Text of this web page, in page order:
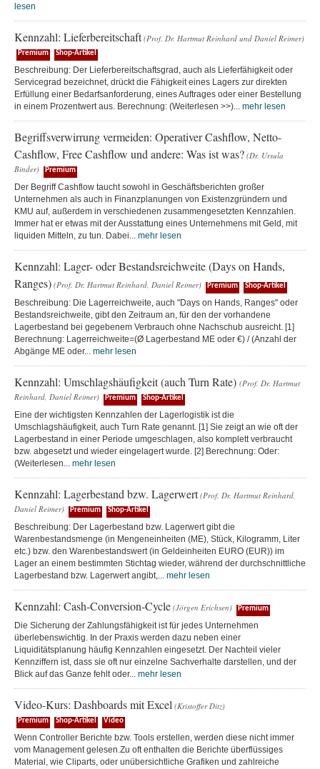
lesen
Kennzahl: Lieferbereitschaft (Prof. Dr. Hartmut Reinhard und Daniel Reimer)
Premium Shop-Artikel
Beschreibung: Der Lieferbereitschaftsgrad, auch als Lieferfähigkeit oder
Servicegrad bezeichnet, drückt die Fähigkeit eines Lagers zur direkten
Erfüllung einer Bedarfsanforderung, eines Auftrages oder einer Bestellung
in einem Prozentwert aus. Berechnung: (Weiterlesen >>)... mehr lesen
Begriffsverwirrung vermeiden: Operativer Cashflow, Netto-
Cashflow, Free Cashflow und andere: Was ist was? (Dr. Ursula
Binder)
Premium
Der Begriff Cashflow taucht sowohl in Geschäftsberichten großer
Unternehmen als auch in Finanzplanungen von Existenzgründern und
KMU auf, außerdem in verschiedenen zusammengesetzten Kennzahlen.
Immer hat er etwas mit der Ausstattung eines Unternehmens mit Geld, mit
liquiden Mitteln, zu tun. Dabei... mehr lesen
Kennzahl: Lager- oder Bestandsreichweite (Days on Hands,
Ranges) (Prof. Dr. Hartmut Reinhard, Daniel Reimer) Premium Shop-Artikel
Beschreibung: Die Lagerreichweite, auch "Days on Hands, Ranges" oder
Bestandsreichweite, gibt den Zeitraum an, für den der vorhandene
Lagerbestand bei gegebenem Verbrauch ohne Nachschub ausreicht. [1]
Berechnung: Lagerreichweite=(Ø Lagerbestand ME oder €) / (Anzahl der
Abgänge ME oder... mehr lesen
Kennzahl: Umschlagshäufigkeit (auch Turn Rate) (Prof. Dr. Hartmut
Reinhard, Daniel Reimer)
Premium Shop-Artikel
Eine der wichtigsten Kennzahlen der Lagerlogistik ist die
Umschlagshäufigkeit, auch Turn Rate genannt. [1] Sie zeigt an wie oft der
Lagerbestand in einer Periode umgeschlagen, also komplett verbraucht
bzw. abgesetzt und wieder eingelagert wurde. [2] Berechnung: Oder:
(Weiterlesen... mehr lesen
Kennzahl: Lagerbestand bzw. Lagerwert (Prof. Dr. Hartmut Reinhard,
Daniel Reimer)
Premium Shop-Artikel
Beschreibung: Der Lagerbestand bzw. Lagerwert gibt die
Warenbestandsmenge (in Mengeneinheiten (ME), Stück, Kilogramm, Liter
etc.) bzw. den Warenbestandswert (in Geldeinheiten EURO (EUR)) im
Lager an einem bestimmten Stichtag wieder, während der durchschnittliche
Lagerbestand bzw. Lagerwert angibt,... mehr lesen
Kennzahl: Cash-Conversion-Cycle (Jörgen Erichsen) Premium
Die Sicherung der Zahlungsfähigkeit ist für jedes Unternehmen
überlebenswichtig. In der Praxis werden dazu neben einer
Liquiditätsplanung häufig Kennzahlen eingesetzt. Der Nachteil vieler
Kennziffern ist, dass sie oft nur einzelne Sachverhalte darstellen, und der
Blick auf das Ganze fehlt oder... mehr lesen
Video-Kurs: Dashboards mit Excel (Kristoffer Ditz)
Premium Shop-Artikel Video
Wenn Controller Berichte bzw. Tools erstellen, werden diese nicht immer
vom Management gelesen.Zu oft enthalten die Berichte überflüssiges
Material, wie Cliparts, oder unübersichtliche Grafiken und zahlreiche